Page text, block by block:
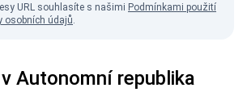
URL souhlasíte s našimi Podmínkami použití
osobních údajů.
Autonomní republika